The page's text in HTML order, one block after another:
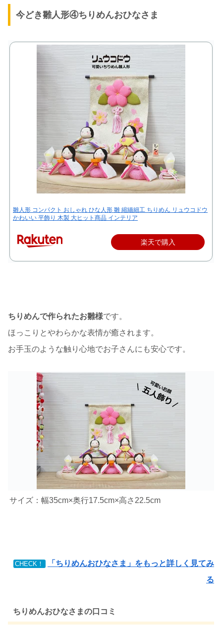
今どき雛人形④ちりめんおひなさま
雛人形 コンパクト おしゃれ ひな人形 雛 縮緬細工 ちりめん リュウコドウ
かわいい 平飾り 木製 大ヒット商品 インテリア
楽天で購入
ちりめんで作られたお雛様です。
ほっこりとやわらかな表情が癒されます。
お手玉のような触り心地でお子さんにも安心です。
サイズ：幅35cm×奥行17.5cm×高さ22.5cm
CHECK！
「ちりめんおひなさま」をもっと詳しく見てみ
る
ちりめんおひなさまの口コミ